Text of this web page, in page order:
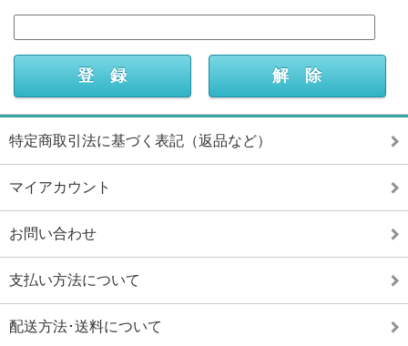
特定商取引法に基づく表記（返品など）
マイアカウント
お問い合わせ
支払い方法について
配送方法･送料について